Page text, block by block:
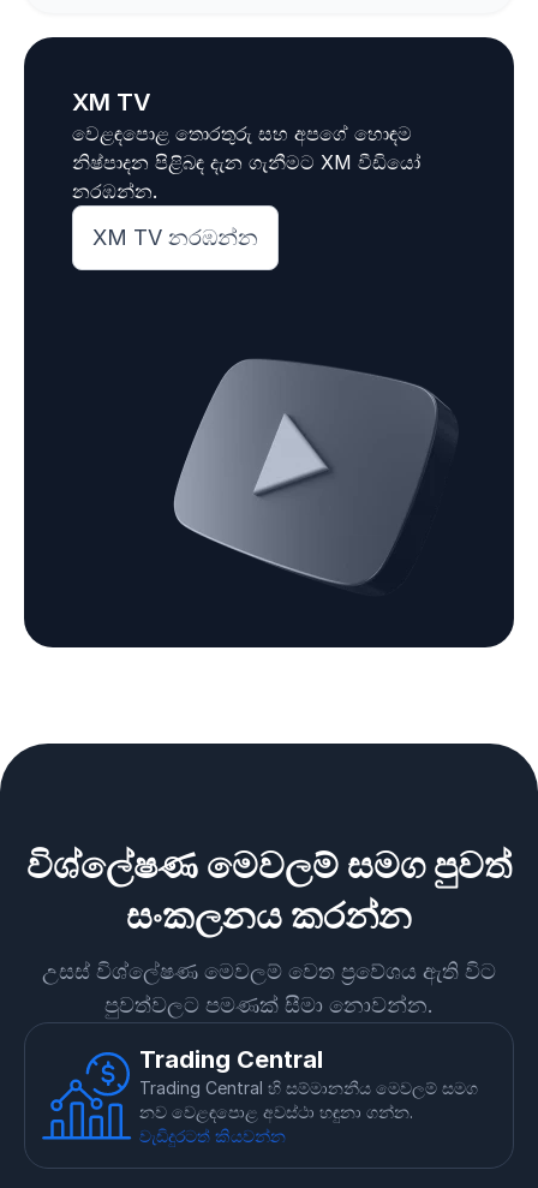
XM TV
වෙළඳපොළ තොරතුරු සහ අපගේ හොඳම
නිෂ්පාදන පිළිබඳ දැන ගැනීමට XM වීඩියෝ
නරඹන්න.
XM TV නරඹන්න
විශ්ලේෂණ මෙවලම් සමග පුවත්
සංකලනය කරන්න
උසස් විශ්ලේෂණ මෙවලම් වෙත ප්‍රවේශය ඇති විට
පුවත්වලට පමණක් සීමා නොවන්න.
Trading Central
Trading Central හි සම්මානනීය මෙවලම් සමග
නව වෙළඳපොළ අවස්ථා හඳුනා ගන්න.
වැඩිදුරටත් කියවන්න